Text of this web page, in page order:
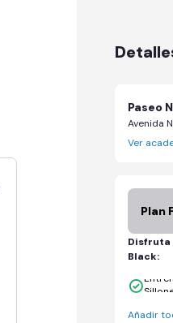
Paseo
Ver
Plan
Disfruta
Black:
Añadir